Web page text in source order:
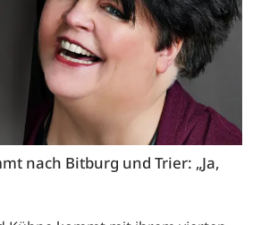
nach Bitburg und Trier: „Ja,